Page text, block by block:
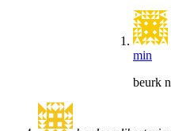
min
beurk